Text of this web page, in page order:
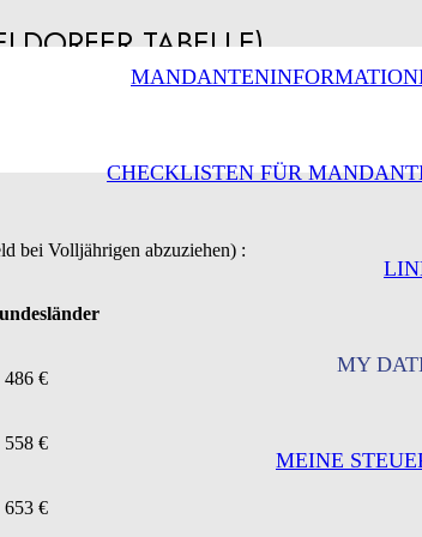
CHECKLISTEN FÜR
MY
MEINE
TABELLE)
bei Volljährigen abzuziehen) :
486 €
558 €
653 €